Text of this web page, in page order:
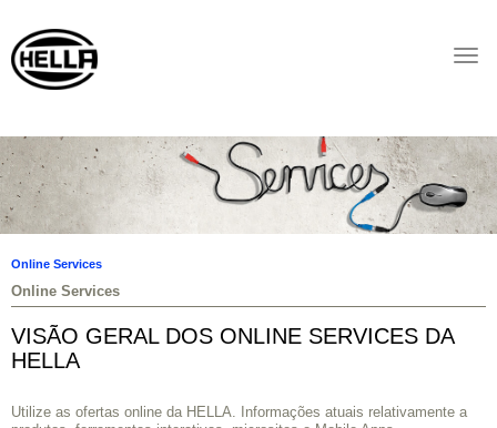
Online Services
Online Services
VISÃO GERAL DOS ONLINE SERVICES DA
HELLA
Utilize as ofertas online da HELLA. Informações atuais relativamente a